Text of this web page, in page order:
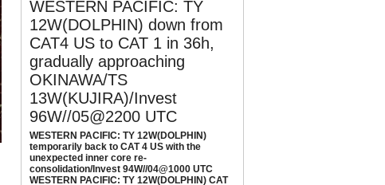
US, 4th ERC failed to complete, tracking close
to IWO TO island within 12 hours/Invest
94W//03@2230 UTC
08/04/2026 - PATRICK HOAREAU
WESTERN PACIFIC: TY 12W(DOLPHIN) CAT 3
US, 4th ERC /Invest 94W/EASTERN PACIFIC:
TS 07E(GENEVIEVE) //02@1830 UTC
08/02/2026 -PATRICK HOAREAU
WESTERN PACIFIC: TY 12W(DOLPHIN) 3rd
ERC near completion,still powerful CAT 4
WESTERN PACIFIC: TY
12W(DOLPHIN) down from
CAT4 US to CAT 1 in 36h,
gradually approaching
OKINAWA/TS
13W(KUJIRA)/Invest
96W//05@2200 UTC
WESTERN PACIFIC: TY 12W(DOLPHIN)
temporarily back to CAT 4 US with the
unexpected inner core re-
consolidation/Invest 94W//04@1000 UTC
WESTERN PACIFIC: TY 12W(DOLPHIN) CAT